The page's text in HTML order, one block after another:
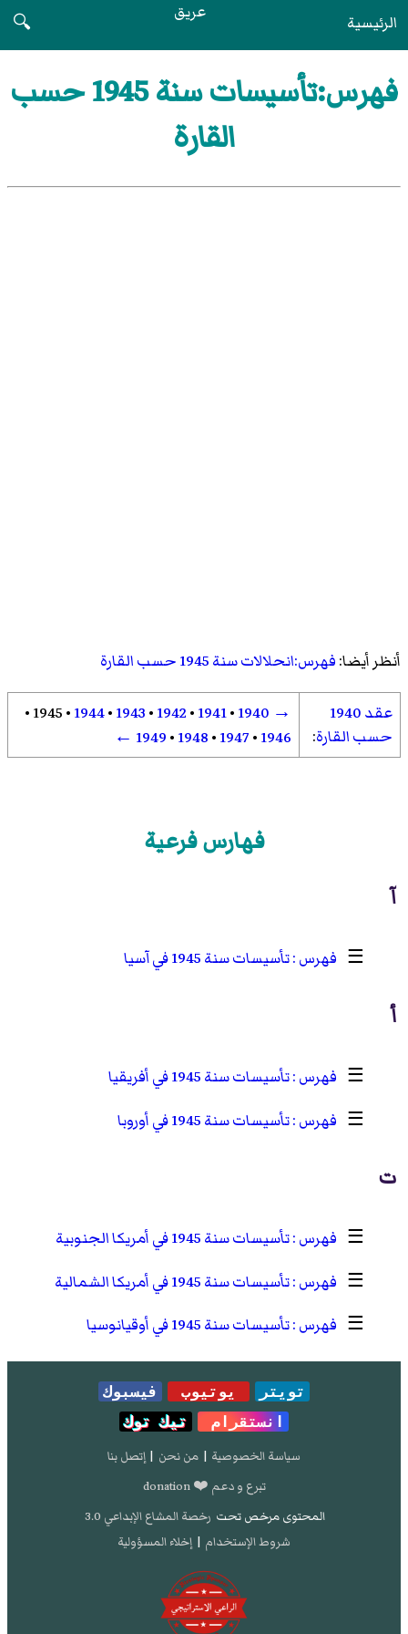
الرئيسية عريق
🔍
فهرس:تأسيسات سنة 1945 حسب
القارة
أنظر أيضا:فهرس:انحلالات سنة 1945 حسب القارة
عقد 1940
حسب القارة:
→
1940
•
1941
•
1942
•
1943
•
1944
•
1945
•
1946
•
1947
•
1948
•
1949
←
فهارس فرعية
آ
☰ تأسيسات سنة 1945 في آسيا
أ
☰
تأسيسات سنة 1945 في أفريقيا
☰
تأسيسات سنة 1945 في أوروبا
ت
☰
تأسيسات سنة 1945 في أمريكا الجنوبية
☰
تأسيسات سنة 1945 في أمريكا الشمالية
☰
تأسيسات سنة 1945 في أوقيانوسيا
تويتر يوتيوب
فيسبوك
انستقرام
تيك توك
سياسة الخصوصية | من نحن | إتصل بنا
تبرع و دعم ❤️ donation
المحتوى مرخص تحت رخصة المشاع الإبداعي 3.0
شروط الإستخدام | إخلاء المسؤولية